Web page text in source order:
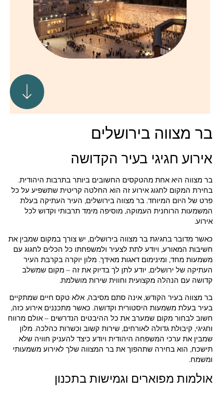
בר מצווה בירושלים
אירוע חגיגי בעיר הקדושה
בר מצווה היא אחת מהטקסים החשובים ביותר בתרבות היהודית.
בחירת המקום לחגוג אירוע זה הוא החלטה קריטית שתשפיע על כל
פרט של היום המיוחד. בר מצווה בירושלים, העיר העתיקה בעלת
המשמעות הרוחנית העמוקה, מוסיפה מימד תרבותי וקדוש לכל
אירוע.
כאשר מדובר בחגיגת בר מצווה בירושלים, יש צורך במקום שמבין את
חשיבות המאורע, ויודע לתת לצעיר ולמשפחתו כל הכלים לחגוג עם
משמעות מחד, ומינימום דאגות מאידך. מלון יוקרה בקרבת העיר
העתיקה של ירושלים, יודע לתן לך בדיוק את זה – מקום שמשלב
קדושה עם הנהלה מקצועית וחווית שירות מושלמת.
בר מצווה בעיר הקודש, אינה סתם מסיבה, אלא טקס חיים שמתקיים
בעיר בעלת משמעות היסטורית וקדושה. כאשר מתכננים אירוע כזה,
חשוב לבחור מקום שמערב את כל ההיבטים הנדרשים – אולם מרווח
וחגיגי, קיבולת גדולה לאורחים, שירות קשוב וכשרות כהלכה. מלון
שמבין את ערכי המשפחה היהודית ויודע כיצד להעניק חוויה שלא
תישכח, הוא בחירה שתהפוך את בר המצווה שלך לאירוע משמעותי
ומשמח.
אולמות מפוארים וגמישות בתכנון